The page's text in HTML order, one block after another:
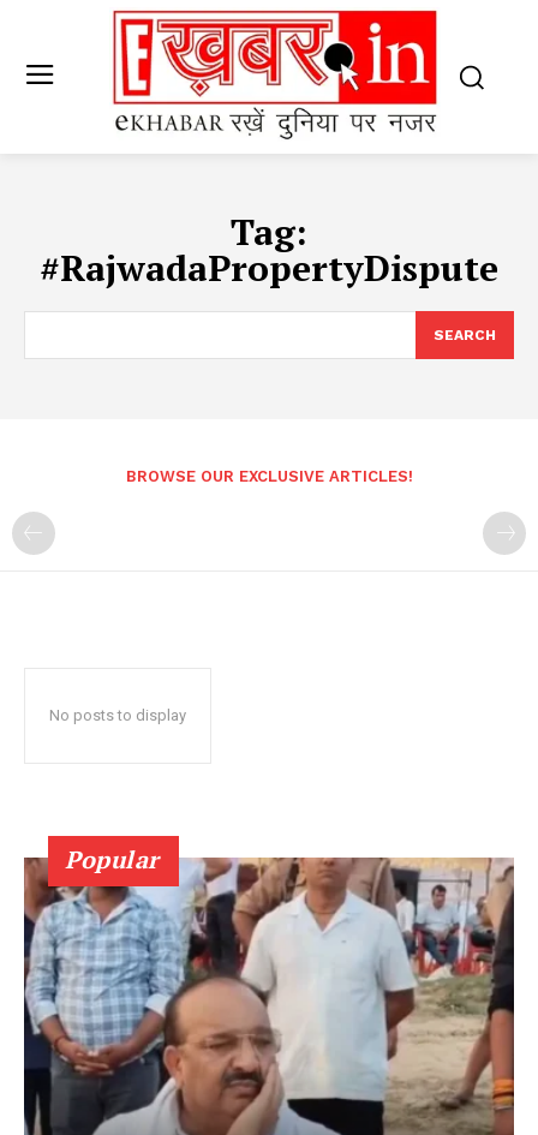
Tag:
#RajwadaPropertyDispute
SEARCH
BROWSE OUR EXCLUSIVE ARTICLES!
No posts to display
Popular